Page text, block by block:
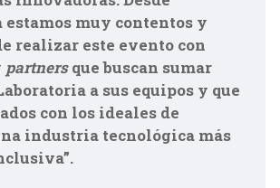
estamos muy contentos y
realizar este evento con
partnersque buscan sumar
a sus equipos y que
con los ideales de
industria tecnológica más